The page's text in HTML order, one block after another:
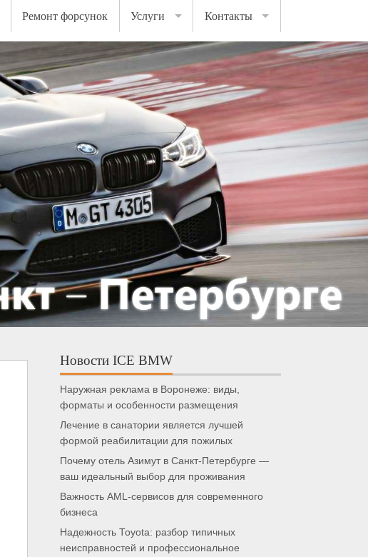
Ремонт форсунок Услуги Контакты
Новости ICE BMW
Наружная реклама в Воронеже: виды,
форматы и особенности размещения
Лечение в санатории является лучшей
формой реабилитации для пожилых
Почему отель Азимут в Санкт-Петербурге —
ваш идеальный выбор для проживания
Важность AML-сервисов для современного
бизнеса
Надежность Toyota: разбор типичных
неисправностей и профессиональное